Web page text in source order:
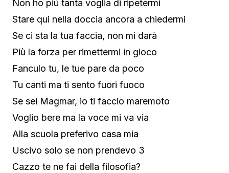
Non ho più tanta voglia di ripetermi
Stare qui nella doccia ancora a chiedermi
Se ci sta la tua faccia, non mi darà
Più la forza per rimettermi in gioco
Fanculo tu, le tue pare da poco
Tu canti ma ti sento fuori fuoco
Se sei Magmar, io ti faccio maremoto
Voglio bere ma la voce mi va via
Alla scuola preferivo casa mia
Uscivo solo se non prendevo 3
Cazzo te ne fai della filosofia?